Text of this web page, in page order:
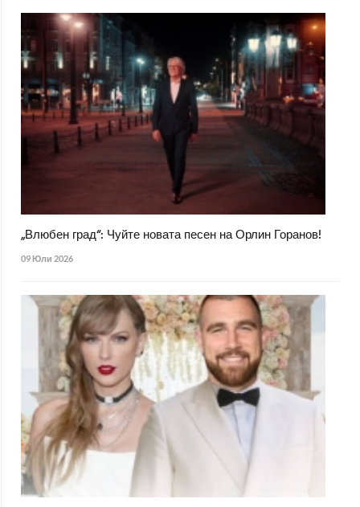
„Влюбен град“: Чуйте новата песен на Орлин Горанов!
09 Юли 2026